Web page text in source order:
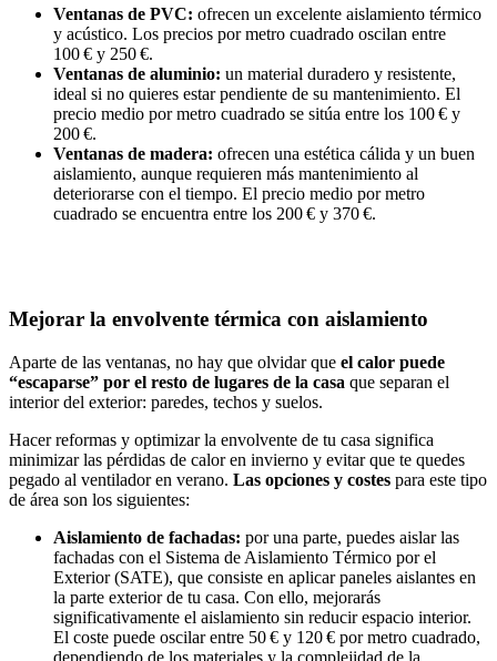
Ventanas de PVC: ofrecen un excelente aislamiento térmico
y acústico. Los precios por metro cuadrado oscilan entre
100 € y 250 €.
Ventanas de aluminio: un material duradero y resistente,
ideal si no quieres estar pendiente de su mantenimiento. El
precio medio por metro cuadrado se sitúa entre los 100 € y
200 €.
Ventanas de madera: ofrecen una estética cálida y un buen
aislamiento, aunque requieren más mantenimiento al
deteriorarse con el tiempo. El precio medio por metro
cuadrado se encuentra entre los 200 € y 370 €.
Mejorar la envolvente térmica con aislamiento
Aparte de las ventanas, no hay que olvidar que el calor puede
“escaparse” por el resto de lugares de la casa que separan el
interior del exterior: paredes, techos y suelos.
Hacer reformas y optimizar la envolvente de tu casa significa
minimizar las pérdidas de calor en invierno y evitar que te quedes
pegado al ventilador en verano. Las opciones y costes para este tipo
de área son los siguientes:
Aislamiento de fachadas: por una parte, puedes aislar las
fachadas con el Sistema de Aislamiento Térmico por el
Exterior (SATE), que consiste en aplicar paneles aislantes en
la parte exterior de tu casa. Con ello, mejorarás
significativamente el aislamiento sin reducir espacio interior.
El coste puede oscilar entre 50 € y 120 € por metro cuadrado,
dependiendo de los materiales y la complejidad de la